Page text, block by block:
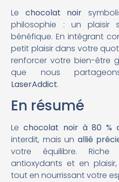
Le chocolat noir
philosophie : un plaisir
bénéfique. En intégrant
petit plaisir dans votre
renforcer votre bien-être
que nous
LaserAddict.
En résumé
Lechocolat noir à 80 %
interdit, mais un allié
votre équilibre.
antioxydants et en
tout en nourrissant votre